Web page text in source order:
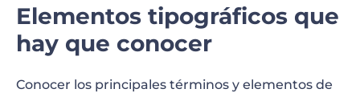
Elementos tipográficos que
hay que conocer
Conocer los principales términos y elementos de